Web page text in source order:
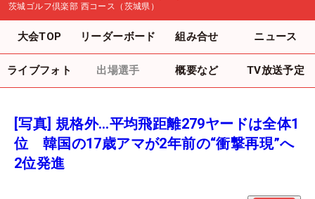
茨城ゴルフ倶楽部 西コース（茨城県）
大会TOP リーダーボード 組み合せ ニュース
ライブフォト 出場選手 概要など TV放送予定
[写真] 規格外…平均飛距離279ヤードは全体1
位 韓国の17歳アマが2年前の“衝撃再現”へ
2位発進